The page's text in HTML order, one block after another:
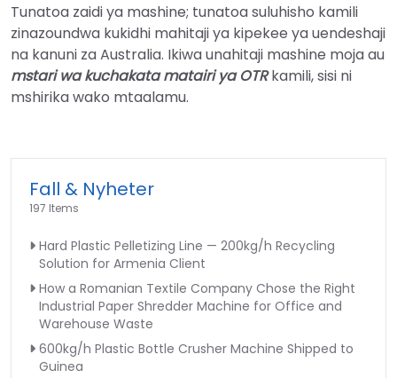
Tunatoa zaidi ya mashine; tunatoa suluhisho kamili
zinazoundwa kukidhi mahitaji ya kipekee ya uendeshaji
na kanuni za Australia. Ikiwa unahitaji mashine moja au
mstari wa kuchakata matairi ya OTRkamili, sisi ni
mshirika wako mtaalamu.
Fall & Nyheter
197 Items
Hard Plastic Pelletizing Line — 200kg/h Recycling
Solution for Armenia Client
How a Romanian Textile Company Chose the Right
Industrial Paper Shredder Machine for Office and
Warehouse Waste
600kg/h Plastic Bottle Crusher Machine Shipped to
Guinea